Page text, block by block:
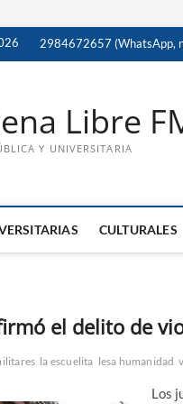
2984672657 (WhatsApp,
Libre
Y UNIVERSITARIA
CULTURALES
el delito de
la escuelita lesa humanidad
Los